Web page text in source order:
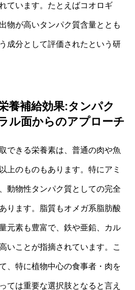
ています。たとえばコオロギ
物が高いタンパク質含量ととも
成分として評価されたという研
養補給効果:タンパク
ル面からのアプローチ
できる栄養素は、普通の肉や魚
上のものもあります。特にアミ
動物性タンパク質としての完全
ります。脂質もオメガ系脂肪酸
元素も豊富で、鉄や亜鉛、カル
いことが指摘されています。こ
、特に植物中心の食事者・肉を
ては重要な選択肢となると言え